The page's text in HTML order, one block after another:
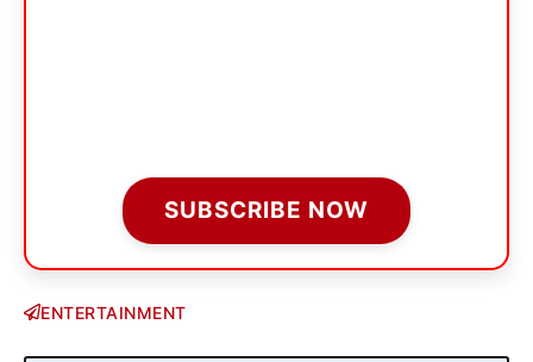
SUBSCRIBE NOW
ENTERTAINMENT